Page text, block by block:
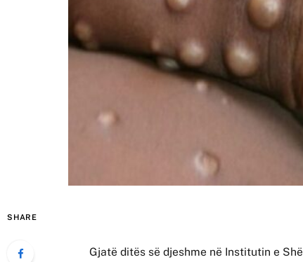
SHARE
Gjatë ditës së djeshme në Institutin e